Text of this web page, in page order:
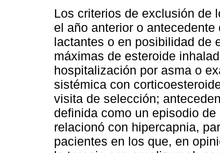
Los criterios de exclusión de
el año anterior o
lactantes o en posibilidad de
máximas de esteroide
hospitalización por asma o
sistémica con
visita de selección;
definida como un episodio
relacionó con hipercapnia,
pacientes en los que, en